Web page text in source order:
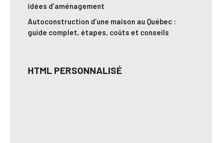
idées d’aménagement
Autoconstruction d’une maison au Québec :
guide complet, étapes, coûts et conseils
HTML PERSONNALISÉ